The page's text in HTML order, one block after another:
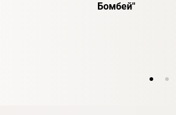
Бомбей"